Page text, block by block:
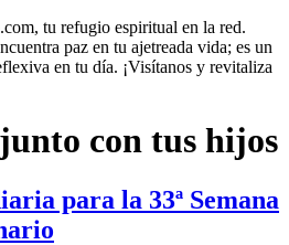
tu refugio espiritual en la red.
paz en tu ajetreada vida; es un
en tu día. ¡Visítanos y revitaliza
con tus hijos
para la 33ª Semana